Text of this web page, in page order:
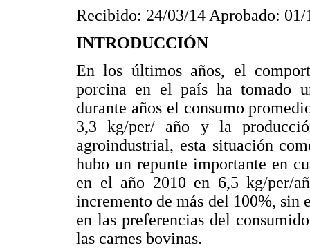
Recibido: 24/03/14 Aprobado: 01/
INTRODUCCIÓN
En los últimos años, el
porcina en el país ha tomado
durante años el consumo
3,3 kg/per/ año y la
agroindustrial, esta situación
hubo un repunte importante en
en el año 2010 en 6,5 kg/per/
incremento de más del 100%, sin
en las preferencias del
las carnes bovinas.